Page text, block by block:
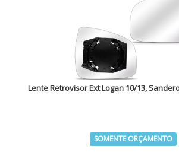
Lente Retrovisor Ext Logan 10/13,
SOMENTE ORÇAMENTO